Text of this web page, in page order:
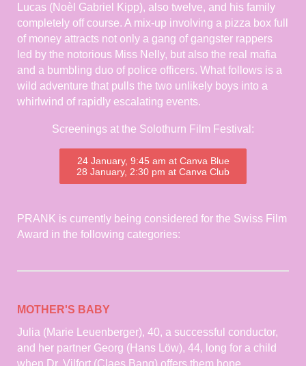
Lucas (Noèl Gabriel Kipp), also twelve, and his family
completely off course. A mix-up involving a pizza box full
of money attracts not only a gang of gangster rappers
led by the notorious Miss Nelly, but also the real mafia
and a bumbling duo of police officers. What follows is a
wild adventure that pulls the two unlikely boys into a
whirlwind of rapidly escalating events.
Screenings at the Solothurn Film Festival:
24 January, 9:45 am at Canva Blue
28 January, 2:30 pm at Canva Club
PRANK is currently being considered for the Swiss Film
Award in the following categories:
MOTHER'S BABY
Julia (Marie Leuenberger), 40, a successful conductor,
and her partner Georg (Hans Löw), 44, long for a child
when Dr. Vilfort (Claes Bang) offers them hope.